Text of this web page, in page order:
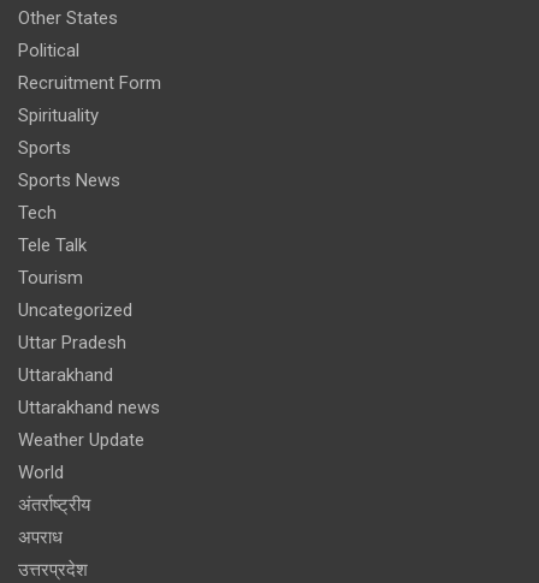
Other States
Political
Recruitment Form
Spirituality
Sports
Sports News
Tech
Tele Talk
Tourism
Uncategorized
Uttar Pradesh
Uttarakhand
Uttarakhand news
Weather Update
World
अंतर्राष्ट्रीय
अपराध
उत्तरप्रदेश